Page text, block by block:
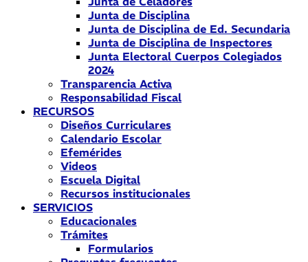
Junta de Disciplina
Junta de Disciplina de Ed. Secundaria
Junta de Disciplina de Inspectores
Junta Electoral Cuerpos Colegiados
2024
Transparencia Activa
Responsabilidad Fiscal
RECURSOS
Diseños Curriculares
Calendario Escolar
Efemérides
Videos
Escuela Digital
Recursos institucionales
SERVICIOS
Educacionales
Trámites
Formularios